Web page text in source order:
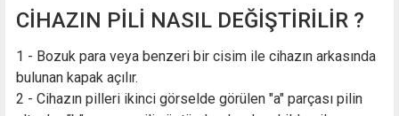
CİHAZIN PİLİ NASIL DEĞİŞTİRİLİR ?
1 - Bozuk para veya benzeri bir cisim ile cihazın arkasında
bulunan kapak açılır.
2 - Cihazın pilleri ikinci görselde görülen "a" parçası pilin